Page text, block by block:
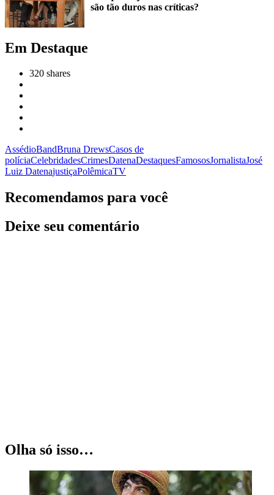
são tão duros nas críticas?
Em Destaque
320 shares
AssédioBandBruna DrewsCasos de
políciaCelebridadesCrimesDatenaDestaquesFamososJornalistaJosé
Luiz DatenajustiçaPolêmicaTV
Recomendamos para você
Deixe seu comentário
Olha só isso…